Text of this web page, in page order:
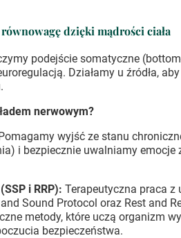
dzięki mądrości ciała
podejście somatyczne
Działamy u źródła,
nerwowym?
wyjść ze stanu
i bezpiecznie uwalniamy emocje
i RRP): Terapeutyczna praca z
Sound Protocol oraz Rest and
metody, które uczą organizm
bezpieczeństwa.